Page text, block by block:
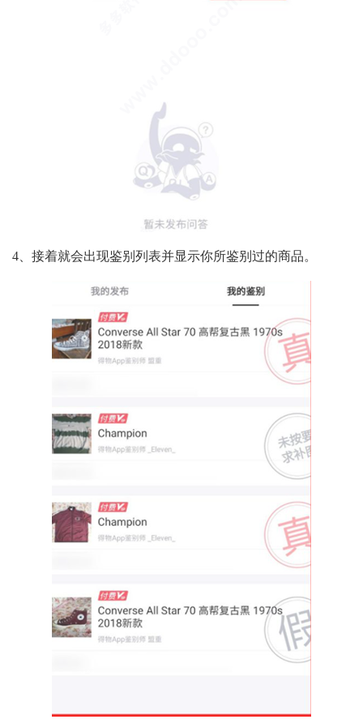
4、接着就会出现鉴别列表并显示你所鉴别过的商品。